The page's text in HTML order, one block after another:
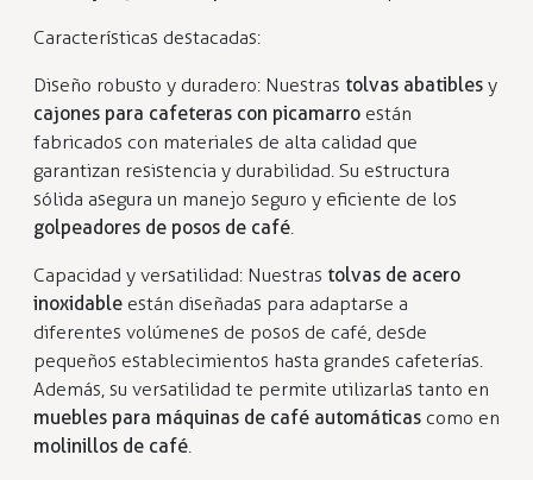
Características destacadas:
Diseño robusto y duradero: Nuestras tolvas abatibles y
cajones para cafeteras con picamarro están
fabricados con materiales de alta calidad que
garantizan resistencia y durabilidad. Su estructura
sólida asegura un manejo seguro y eficiente de los
golpeadores de posos de café.
Capacidad y versatilidad: Nuestras tolvas de acero
inoxidable están diseñadas para adaptarse a
diferentes volúmenes de posos de café, desde
pequeños establecimientos hasta grandes cafeterías.
Además, su versatilidad te permite utilizarlas tanto en
muebles para máquinas de café automáticas como en
molinillos de café.